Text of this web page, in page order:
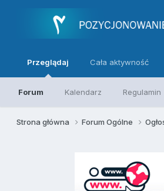
Przeglądaj
Forum Kalendarz Regulamin
Cała aktywność
Strona główna Forum Ogólne